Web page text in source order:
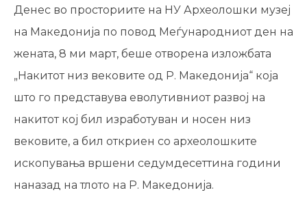
Денес во просториите на НУ Археолошки музеј
на Македонија по повод Меѓународниот ден на
жената, 8 ми март, беше отворена изложбата
„Накитот низ вековите од Р. Македонија“ која
што го представува еволутивниот развој на
накитот кој бил изработуван и носен низ
вековите, а бил откриен со археолошките
ископувања вршени седумдесеттина години
наназад на тлото на Р. Македонија.